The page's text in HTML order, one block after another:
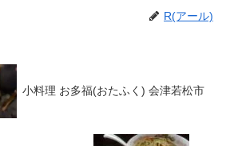
R(アール)
小料理 お多福(おたふく) 会津若松市